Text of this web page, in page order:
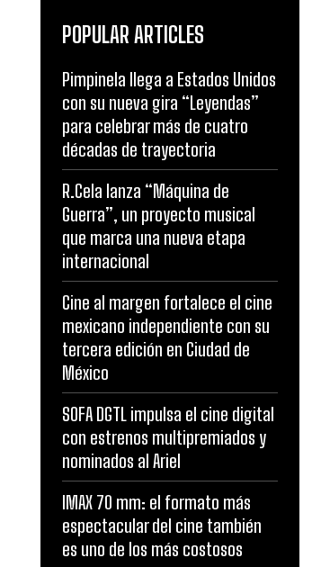
POPULAR ARTICLES
Pimpinela llega a Estados Unidos
con su nueva gira “Leyendas”
para celebrar más de cuatro
décadas de trayectoria
R.Cela lanza “Máquina de
Guerra”, un proyecto musical
que marca una nueva etapa
internacional
Cine al margen fortalece el cine
mexicano independiente con su
tercera edición en Ciudad de
México
SOFA DGTL impulsa el cine digital
con estrenos multipremiados y
nominados al Ariel
IMAX 70 mm: el formato más
espectacular del cine también
es uno de los más costosos